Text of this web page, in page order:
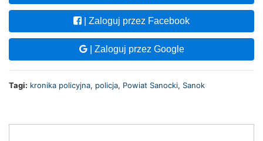
| Zaloguj przez Facebook
| Zaloguj przez Google
Tagi: kronika policyjna, policja, Powiat Sanocki, Sanok